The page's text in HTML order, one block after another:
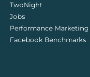
TwoNight
Jobs
Performance Marketing
Facebook Benchmarks